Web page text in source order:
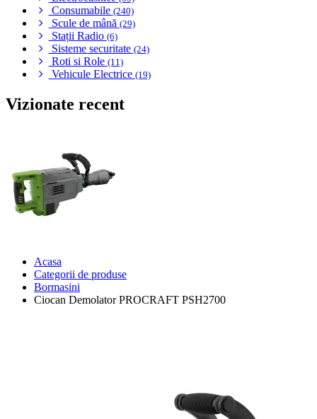
Consumabile (240)
Scule de mână (29)
Stații Radio (6)
Sisteme securitate (24)
Roti si Role (11)
Vehicule Electrice (19)
Vizionate recent
Acasa
Categorii de produse
Bormasini
Ciocan Demolator PROCRAFT PSH2700